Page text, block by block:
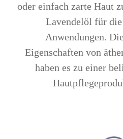
oder einfach zarte Haut
Lavendelöl für
Anwendungen.
Eigenschaften von
haben es zu einer